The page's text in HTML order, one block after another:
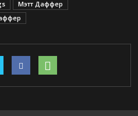
Мэтт Даффер